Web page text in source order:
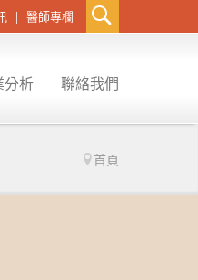
醫師專欄
分析 聯絡我們
首頁